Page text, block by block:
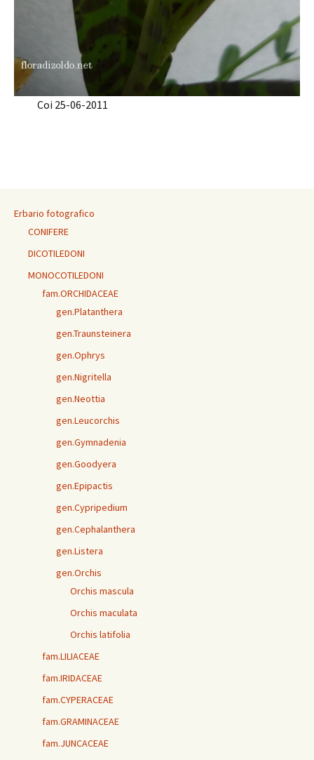
Coi 25-06-2011
Erbario fotografico
CONIFERE
DICOTILEDONI
MONOCOTILEDONI
fam.ORCHIDACEAE
gen.Platanthera
gen.Traunsteinera
gen.Ophrys
gen.Nigritella
gen.Neottia
gen.Leucorchis
gen.Gymnadenia
gen.Goodyera
gen.Epipactis
gen.Cypripedium
gen.Cephalanthera
gen.Listera
gen.Orchis
Orchis mascula
Orchis maculata
Orchis latifolia
fam.LILIACEAE
fam.IRIDACEAE
fam.CYPERACEAE
fam.GRAMINACEAE
fam.JUNCACEAE